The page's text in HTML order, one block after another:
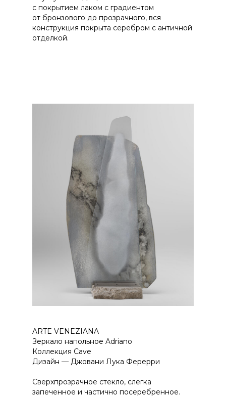
с покрытием лаком с градиентом
от бронзового до прозрачного, вся
конструкция покрыта серебром с античной
отделкой.
ARTE VENEZIANA
Зеркало напольное Adriano
Коллекция Cave
Дизайн — Джовани Лука Ферерри
Сверхпрозрачное стекло, слегка
запеченное и частично посеребренное.